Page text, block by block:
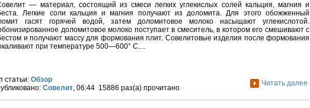
— материал, состоящий из смеси легких углекислых солей кальция, магния и
Легкие соли кальция и магния получают из доломита. Для этого обожженный
гасят горячей водой, затем доломитовое молоко насыщают углекислотой.
доломитовое молоко поступает в смеситель, в котором его смешивают с
и получают массу для формования плит. Совелитовые изделия после формования
при температуре 500—600° С....
статьи: Обзор
Совелит, 06:44 15886 раз(а) прочитано
Читать далее